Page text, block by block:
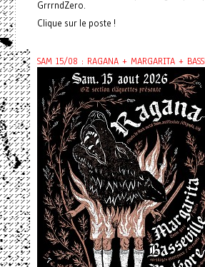
GrrrndZero.
Clique sur le poste !
SAM 15/08 : RAGANA + MARGARITA +